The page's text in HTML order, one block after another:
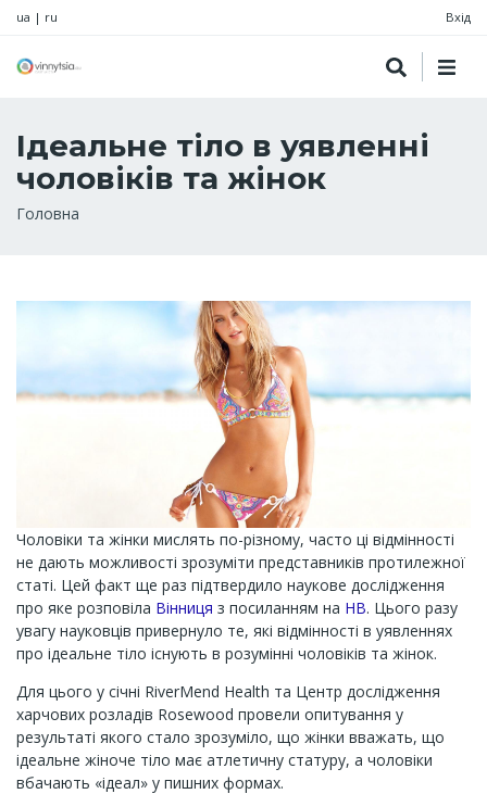
ua | ru Вхід
Ідеальне тіло в уявленні
чоловіків та жінок
Рядок
Головна
Чоловіки та жінки мислять по-різному, часто ці відмінності
не дають можливості зрозуміти представників протилежної
статі. Цей факт ще раз підтвердило наукове дослідження
про яке розповіла Вінниця з посиланням на НВ. Цього разу
увагу науковців привернуло те, які відмінності в уявленнях
про ідеальне тіло існують в розумінні чоловіків та жінок.
Для цього у січні RiverMend Health та Центр дослідження
харчових розладів Rosewood провели опитування у
результаті якого стало зрозуміло, що жінки вважать, що
ідеальне жіноче тіло має атлетичну статуру, а чоловіки
вбачають «ідеал» у пишних формах.